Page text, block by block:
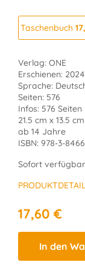
Taschenbuch
Verlag: ONE
Erschienen: 2024
Sprache:
Seiten: 576
Infos: 576 Seiten
21.5 cm x 13.5 cm
ab 14 Jahre
ISBN: 978-3-
Sofort
17,60 €
In den